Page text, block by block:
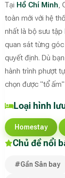
Tại Hồ Chí Minh,
toàn mới với hệ
nhất là bộ sưu tập
quan sát từng
quyết định. Dù
hành trình phượt
chọn được "tổ
Loại hình
Homestay
Chủ đề nổi
#Gần Sân bay